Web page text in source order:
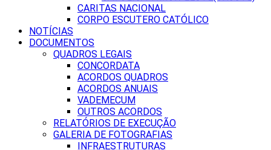
CARITAS NACIONAL
CORPO ESCUTERO CATÓLICO
NOTÍCIAS
DOCUMENTOS
QUADROS LEGAIS
CONCORDATA
ACORDOS QUADROS
ACORDOS ANUAIS
VADEMECUM
OUTROS ACORDOS
RELATÓRIOS DE EXECUÇÃO
GALERIA DE FOTOGRAFIAS
INFRAESTRUTURAS